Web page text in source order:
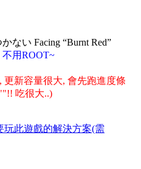
ない Facing “Burnt Red”
不用ROOT~
更新容量很大, 會先跑進度條
吃很大..)
玩此遊戲的解決方案(需